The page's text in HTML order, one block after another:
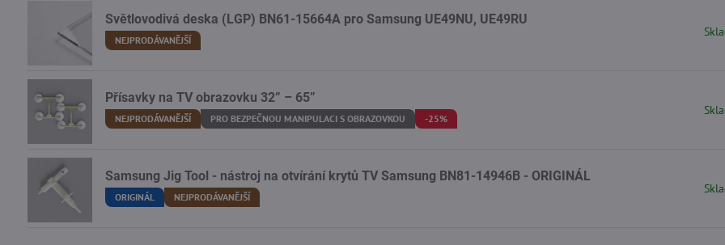
Světlovodivá deska (LGP) BN61-15664A pro Samsung UE49NU, UE49RU
NEJPRODÁVANĚJŠÍ
Přísavky na TV obrazovku 32” – 65”
NEJPRODÁVANĚJŠÍ PRO BEZPEČNOU MANIPULACI S OBRAZOVKOU -25%
Samsung Jig Tool - nástroj na otvírání krytů TV Samsung BN81-14946B - ORIGINÁL
ORIGINÁL NEJPRODÁVANĚJŠÍ